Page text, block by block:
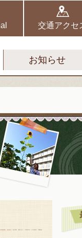
交通アクセ
野伏間クリニック
お知らせ